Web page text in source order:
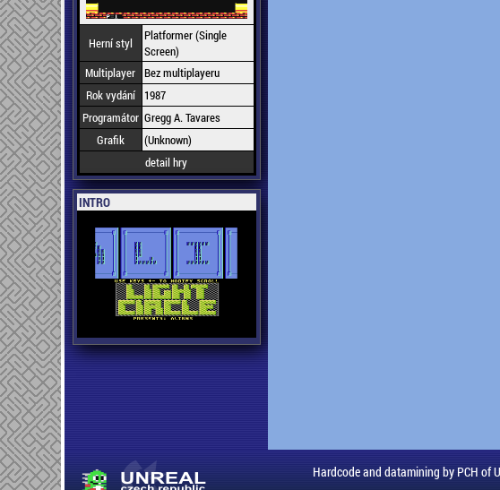
Herní styl
Platformer (Single
Screen)
Multiplayer Bez multiplayeru
Rok vydání
1987
Programátor Gregg A. Tavares
Grafik
(Unknown)
detail hry
INTRO
Hardcode and datamining by PCH of